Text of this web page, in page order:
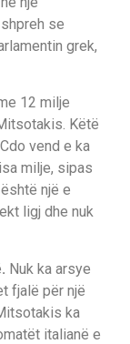
se
grek,
12 milje
Këtë
vend e ka
milje, sipas
një e
ligj dhe nuk
. Nuk ka arsye
fjalë për një
ka
italianë e